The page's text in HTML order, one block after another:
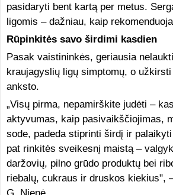
pasidaryti bent kartą per metus.
ligomis – dažniau, kaip
Rūpinkitės savo širdimi kasdien
Pasak vaistininkės, geriausia
kraujagyslių ligų simptomų, o
anksto.
„Visų pirma, nepamirškite judėti –
aktyvumas, kaip pasivaikščiojimas,
sode, padeda stiprinti širdį ir
pat rinkitės sveikesnį maistą –
daržovių, pilno grūdo produktų bei
riebalų, cukraus ir druskos kiekius",
G. Nienė.